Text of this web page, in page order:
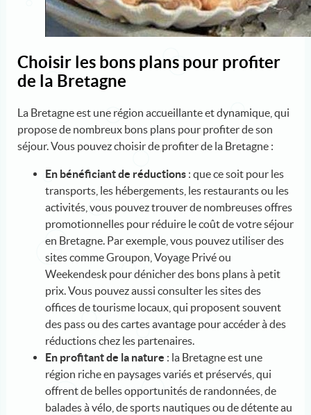
Choisir les bons plans pour profiter
de la Bretagne
La Bretagne est une région accueillante et dynamique, qui
propose de nombreux bons plans pour profiter de son
séjour. Vous pouvez choisir de profiter de la Bretagne :
En bénéficiant de réductions: que ce soit pour les
transports, les hébergements, les restaurants ou les
activités, vous pouvez trouver de nombreuses offres
promotionnelles pour réduire le coût de votre séjour
en Bretagne. Par exemple, vous pouvez utiliser des
sites comme Groupon, Voyage Privé ou
Weekendesk pour dénicher des bons plans à petit
prix. Vous pouvez aussi consulter les sites des
offices de tourisme locaux, qui proposent souvent
des pass ou des cartes avantage pour accéder à des
réductions chez les partenaires.
En profitant de la nature : la Bretagne est une
région riche en paysages variés et préservés, qui
offrent de belles opportunités de randonnées, de
balades à vélo, de sports nautiques ou de détente au